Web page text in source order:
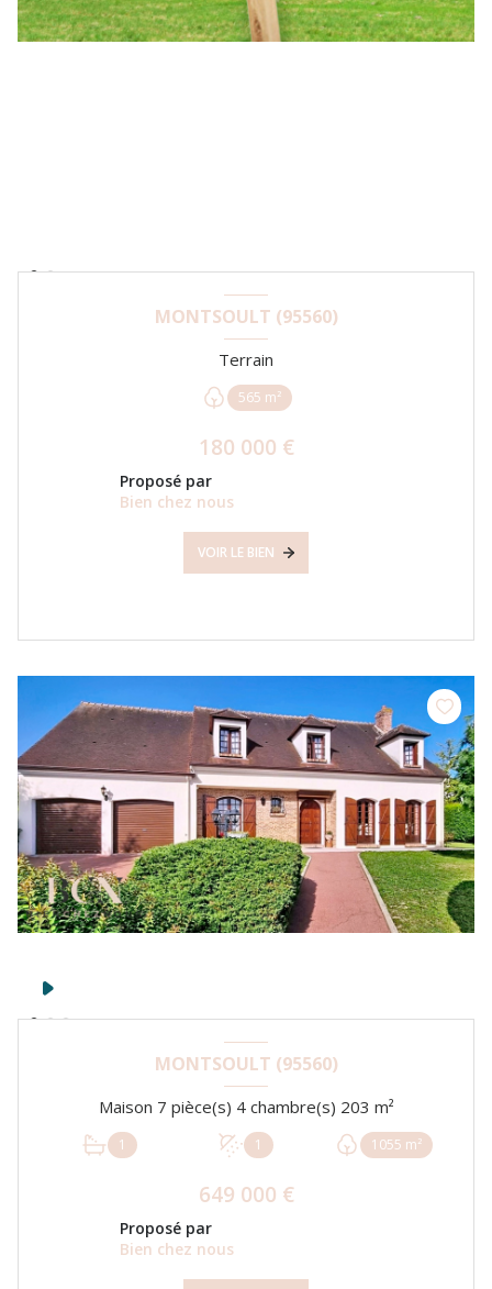
MONTSOULT (95560)
Terrain
565 m²
180 000 €
Proposé par
Bien chez nous
VOIR LE BIEN
MONTSOULT (95560)
Maison 7 pièce(s) 4 chambre(s) 203 m²
1 1 1055 m²
649 000 €
Proposé par
Bien chez nous